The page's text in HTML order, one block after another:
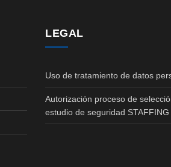
LEGAL
Uso de tratamiento de datos
Autorización proceso de
estudio de seguridad STAFFING